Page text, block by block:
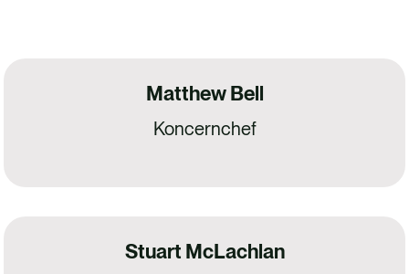
Matthew Bell
Koncernchef
Stuart McLachlan